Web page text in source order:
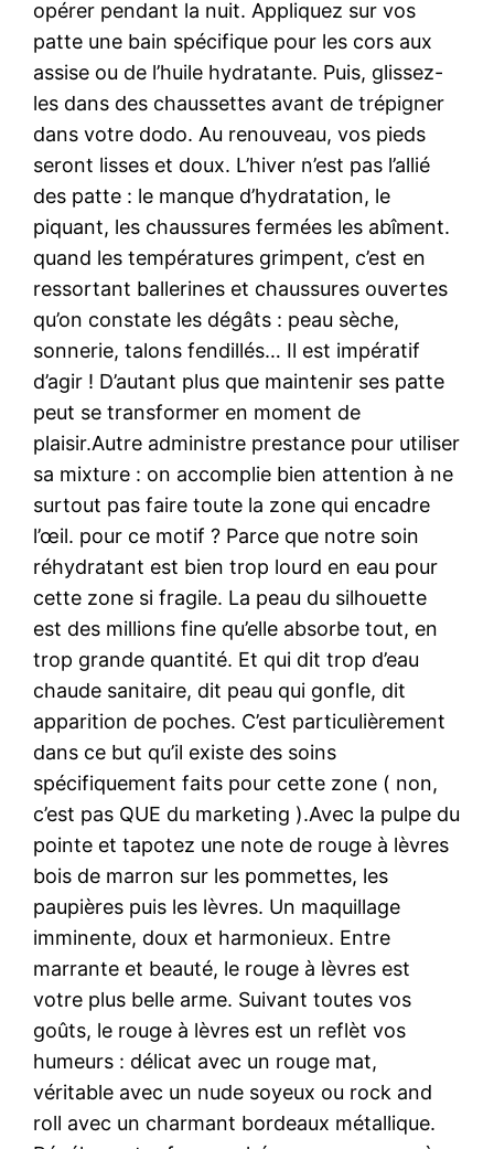
opérer pendant la nuit. Appliquez sur vos
patte une bain spécifique pour les cors aux
assise ou de l’huile hydratante. Puis, glissez-
les dans des chaussettes avant de trépigner
dans votre dodo. Au renouveau, vos pieds
seront lisses et doux. L’hiver n’est pas l’allié
des patte : le manque d’hydratation, le
piquant, les chaussures fermées les abîment.
quand les températures grimpent, c’est en
ressortant ballerines et chaussures ouvertes
qu’on constate les dégâts : peau sèche,
sonnerie, talons fendillés… Il est impératif
d’agir ! D’autant plus que maintenir ses patte
peut se transformer en moment de
plaisir.Autre administre prestance pour utiliser
sa mixture : on accomplie bien attention à ne
surtout pas faire toute la zone qui encadre
l’œil. pour ce motif ? Parce que notre soin
réhydratant est bien trop lourd en eau pour
cette zone si fragile. La peau du silhouette
est des millions fine qu’elle absorbe tout, en
trop grande quantité. Et qui dit trop d’eau
chaude sanitaire, dit peau qui gonfle, dit
apparition de poches. C’est particulièrement
dans ce but qu’il existe des soins
spécifiquement faits pour cette zone ( non,
c’est pas QUE du marketing ).Avec la pulpe du
pointe et tapotez une note de rouge à lèvres
bois de marron sur les pommettes, les
paupières puis les lèvres. Un maquillage
imminente, doux et harmonieux. Entre
marrante et beauté, le rouge à lèvres est
votre plus belle arme. Suivant toutes vos
goûts, le rouge à lèvres est un reflèt vos
humeurs : délicat avec un rouge mat,
véritable avec un nude soyeux ou rock and
roll avec un charmant bordeaux métallique.